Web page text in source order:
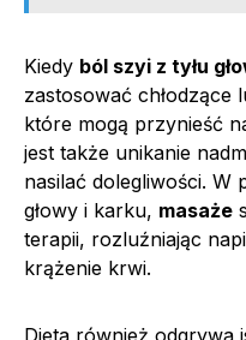
Kiedy ból szyi z tyłu
zastosować chłodzące
które mogą przynieść
jest także unikanie
nasilać dolegliwości. W
głowy i karku, masaże
terapii, rozluźniając
krążenie krwi.
Dieta również odgrywa